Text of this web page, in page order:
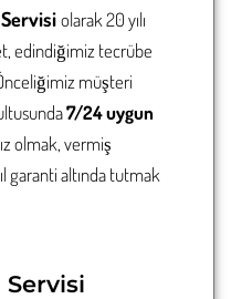
olarak 20 yılı
edindiğimiz tecrübe
müşteri
7/24 uygun
olmak, vermiş
garanti altında tutmak